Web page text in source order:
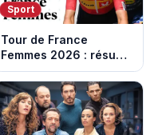
Sport
Tour de France
Femmes 2026 : résumé
vidéo de la 6e étape
entre Montbrison et
Tournon-sur-Rhône